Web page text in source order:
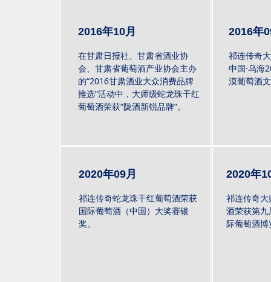
2016年
祁连传奇
中国·乌海
漠葡萄酒
在甘肃日报社、甘肃省酒业协
会、甘肃省葡萄酒产业协会主办
的“2016甘肃酒业大众消费品牌
推选”活动中，大师级蛇龙珠干红
葡萄酒荣获“陇酒新锐品牌”。
2016年10月
祁连传奇
酒荣获第
际葡萄酒
2020年
祁连传奇蛇龙珠干红葡萄酒荣获
国际葡萄酒（中国）大奖赛银
奖。
2020年09月